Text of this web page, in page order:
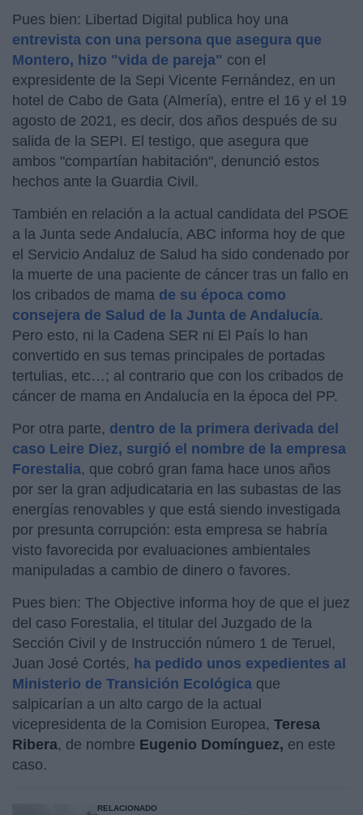
Pues bien: Libertad Digital publica hoy una
entrevista con una persona que asegura que
Montero, hizo "vida de pareja" con el
expresidente de la Sepi Vicente Fernández, en un
hotel de Cabo de Gata (Almería), entre el 16 y el 19
agosto de 2021, es decir, dos años después de su
salida de la SEPI. El testigo, que asegura que
ambos "compartían habitación", denunció estos
hechos ante la Guardia Civil.
También en relación a la actual candidata del PSOE
a la Junta sede Andalucía, ABC informa hoy de que
el Servicio Andaluz de Salud ha sido condenado por
la muerte de una paciente de cáncer tras un fallo en
los cribados de mama de su época como
consejera de Salud de la Junta de Andalucía.
Pero esto, ni la Cadena SER ni El País lo han
convertido en sus temas principales de portadas
tertulias, etc…; al contrario que con los cribados de
cáncer de mama en Andalucía en la época del PP.
Por otra parte, dentro de la primera derivada del
caso Leire Diez, surgió el nombre de la empresa
Forestalia, que cobró gran fama hace unos años
por ser la gran adjudicataria en las subastas de las
energías renovables y que está siendo investigada
por presunta corrupción: esta empresa se habría
visto favorecida por evaluaciones ambientales
manipuladas a cambio de dinero o favores.
Pues bien: The Objective informa hoy de que el juez
del caso Forestalia, el titular del Juzgado de la
Sección Civil y de Instrucción número 1 de Teruel,
Juan José Cortés, ha pedido unos expedientes al
Ministerio de Transición Ecológica que
salpicarían a un alto cargo de la actual
vicepresidenta de la Comision Europea, Teresa
Ribera, de nombre Eugenio Domínguez, en este
caso.
RELACIONADO